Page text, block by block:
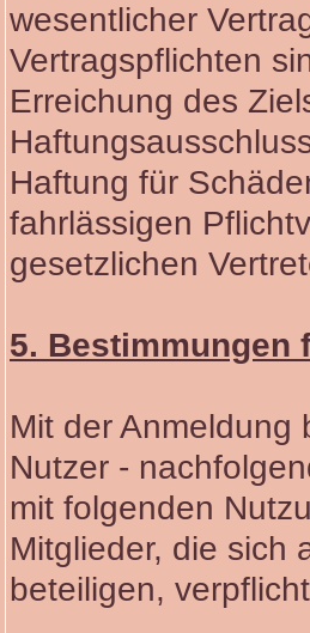
wesentlicher
Vertragspflichten
Erreichung des
Haftung für
fahrlässigen
gesetzlichen
5. Bestimmungen
Mit der Anmeldung
Nutzer -
mit folgenden
Mitglieder, die sich
beteiligen,